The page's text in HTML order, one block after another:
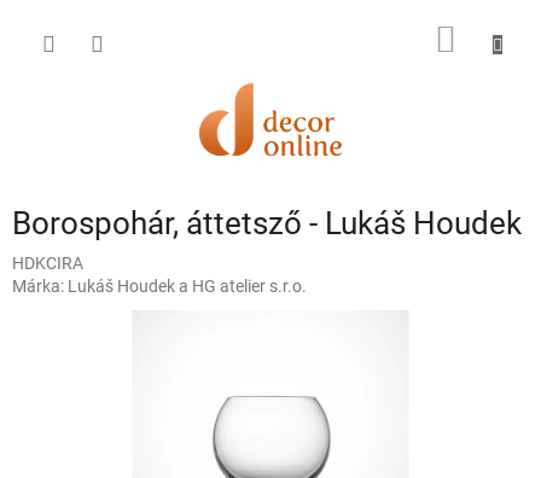
KOSÁR
Borospohár, áttetsző - Lukáš Houdek
HDKCIRA
Márka: Lukáš Houdek a HG atelier s.r.o.